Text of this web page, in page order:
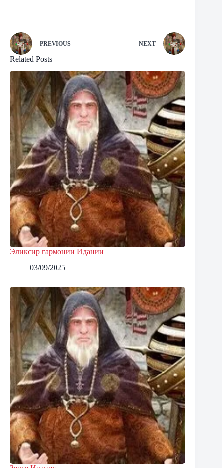
PREVIOUS NEXT
Related Posts
Эликсир гармонии Идании
03/09/2025